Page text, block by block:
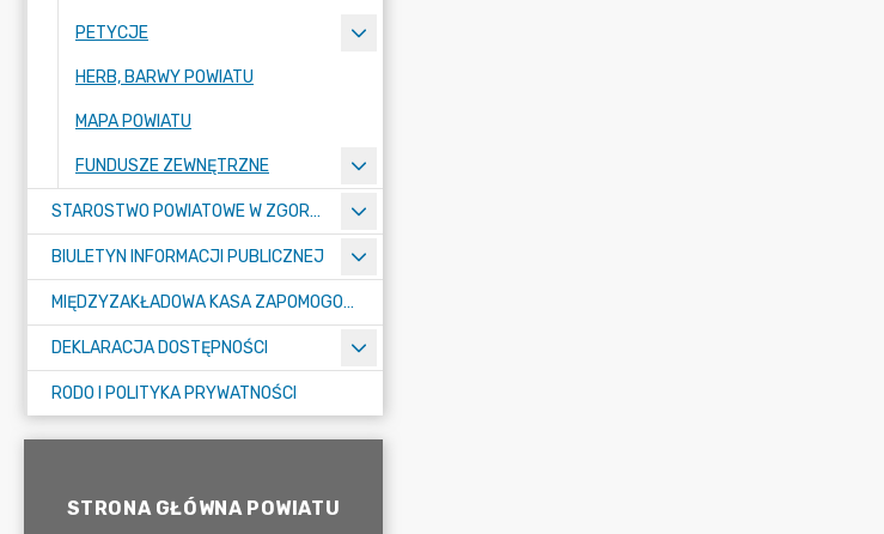
PETYCJE
HERB, BARWY POWIATU
MAPA POWIATU
FUNDUSZE ZEWNĘTRZNE
STAROSTWO POWIATOWE W ZGORZELCU
BIULETYN INFORMACJI PUBLICZNEJ
MIĘDZYZAKŁADOWA KASA ZAPOMOGOWO-POŻYCZKOWA
DEKLARACJA DOSTĘPNOŚCI
RODO I POLITYKA PRYWATNOŚCI
STRONA GŁÓWNA POWIATU